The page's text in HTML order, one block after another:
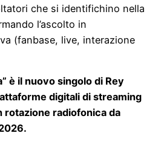
che si identifichino nella
l’ascolto in
(fanbase, live, interazione
è il nuovo singolo di Rey
digitali di streaming
rotazione radiofonica da